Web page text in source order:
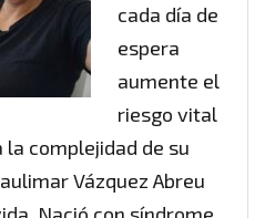
cada día de
espera
aumente el
riesgo vital
la complejidad de su
Vázquez Abreu